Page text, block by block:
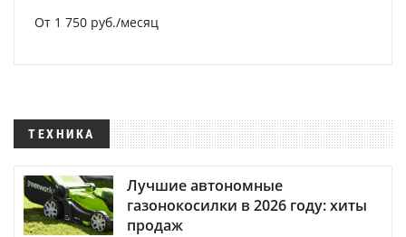
От 1 750 руб./месяц
ТЕХНИКА
Лучшие автономные
газонокосилки в 2026 году: хиты
продаж